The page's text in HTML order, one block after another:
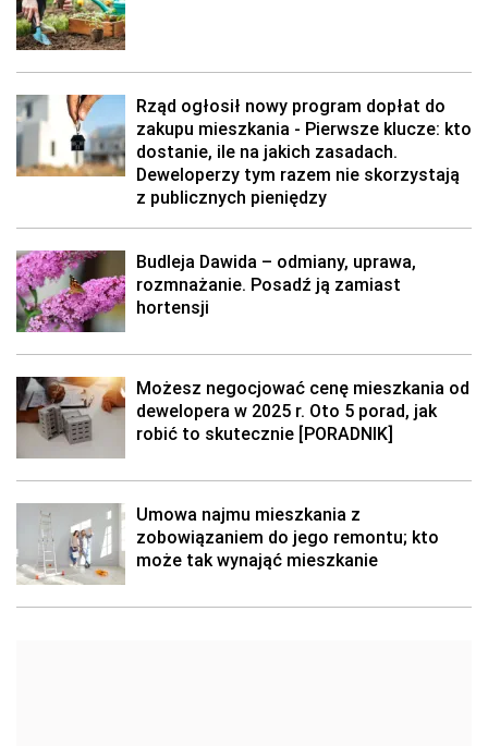
Rząd ogłosił nowy program dopłat do
zakupu mieszkania - Pierwsze klucze: kto
dostanie, ile na jakich zasadach.
Deweloperzy tym razem nie skorzystają
z publicznych pieniędzy
Budleja Dawida – odmiany, uprawa,
rozmnażanie. Posadź ją zamiast
hortensji
Możesz negocjować cenę mieszkania od
dewelopera w 2025 r. Oto 5 porad, jak
robić to skutecznie [PORADNIK]
Umowa najmu mieszkania z
zobowiązaniem do jego remontu; kto
może tak wynająć mieszkanie